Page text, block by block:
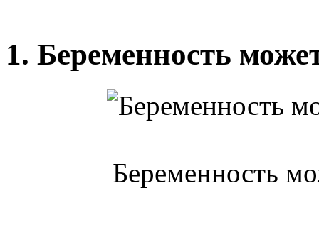
1. Беременность
Беременность